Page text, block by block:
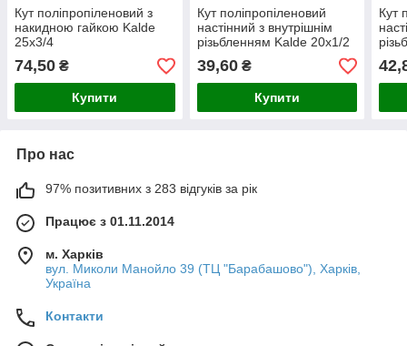
Кут поліпропіленовий з
накидною гайкою Kalde
25х3/4
74,50 ₴
Купити
Кут поліпропіленовий
настінний з внутрішнім
різьбленням Kalde 20х1/2
39,60₴
Купити
Кут
Про нас
97% позитивних з 283 відгуків за рік
Працює з 01.11.2014
м. Харків
вул. Миколи Манойло 39 (ТЦ "Барабашово"), Харків,
Україна
Контакти